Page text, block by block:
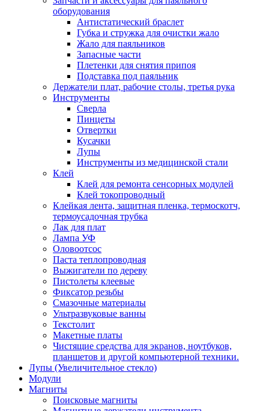
оборудования
Антистатический браслет
Губка и стружка для очистки жало
Жало для паяльников
Запасные части
Плетенки для снятия припоя
Подставка под паяльник
Держатели плат, рабочие столы, третья рука
Инструменты
Сверла
Пинцеты
Отвертки
Кусачки
Лупы
Инструменты из медицинской стали
Клей
Клей для ремонта сенсорных модулей
Клей токопроводный
Клейкая лента, защитная пленка, термоскотч,
термоусадочная трубка
Лак для плат
Лампа УФ
Оловоотсос
Паста теплопроводная
Выжигатели по дереву
Пистолеты клеевые
Фиксатор резьбы
Смазочные материалы
Ультразвуковые ванны
Текстолит
Макетные платы
Чистящие средства для экранов, ноутбуков,
планшетов и другой компьютерной техники.
Лупы (Увеличительное стекло)
Модули
Магниты
Поисковые магниты